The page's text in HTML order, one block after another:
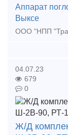
Аппарат
Выксе
04.07.23
679
0
Ж/Д